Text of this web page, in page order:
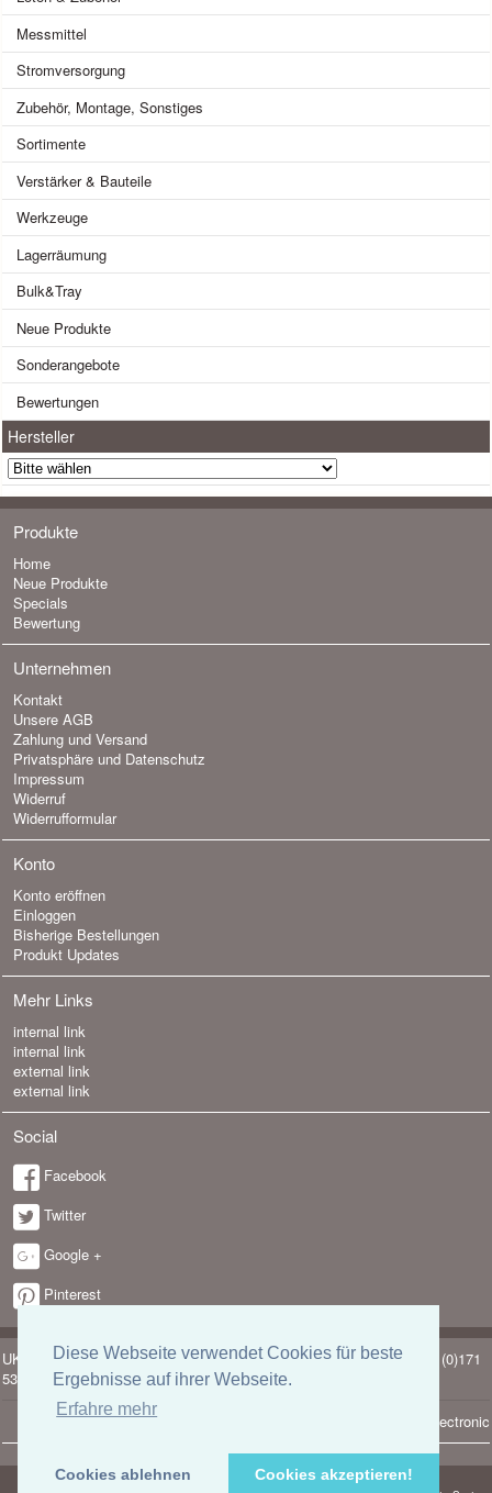
Diese Webseite verwendet Cookies für beste
Ergebnisse auf ihrer Webseite.
Erfahre mehr
Cookies ablehnen Cookies akzeptieren!
Messmittel
Stromversorgung
Zubehör, Montage, Sonstiges
Sortimente
Verstärker & Bauteile
Werkzeuge
Lagerräumung
Bulk&Tray
Neue Produkte
Sonderangebote
Bewertungen
Hersteller
Produkte
Home
Neue Produkte
Specials
Bewertung
Unternehmen
Kontakt
Unsere AGB
Zahlung und Versand
Privatsphäre und Datenschutz
Impressum
Widerruf
Widerrufformular
Konto
Konto eröffnen
Einloggen
Bisherige Bestellungen
Produkt Updates
Mehr Links
internal link
internal link
external link
external link
Social
Facebook
Twitter
Google +
Pinterest
UK-electronic Jonas Lauer Ringstrasse 8 66894 Krähenberg Tel. +49 (0)171
5347831
uk-electronic